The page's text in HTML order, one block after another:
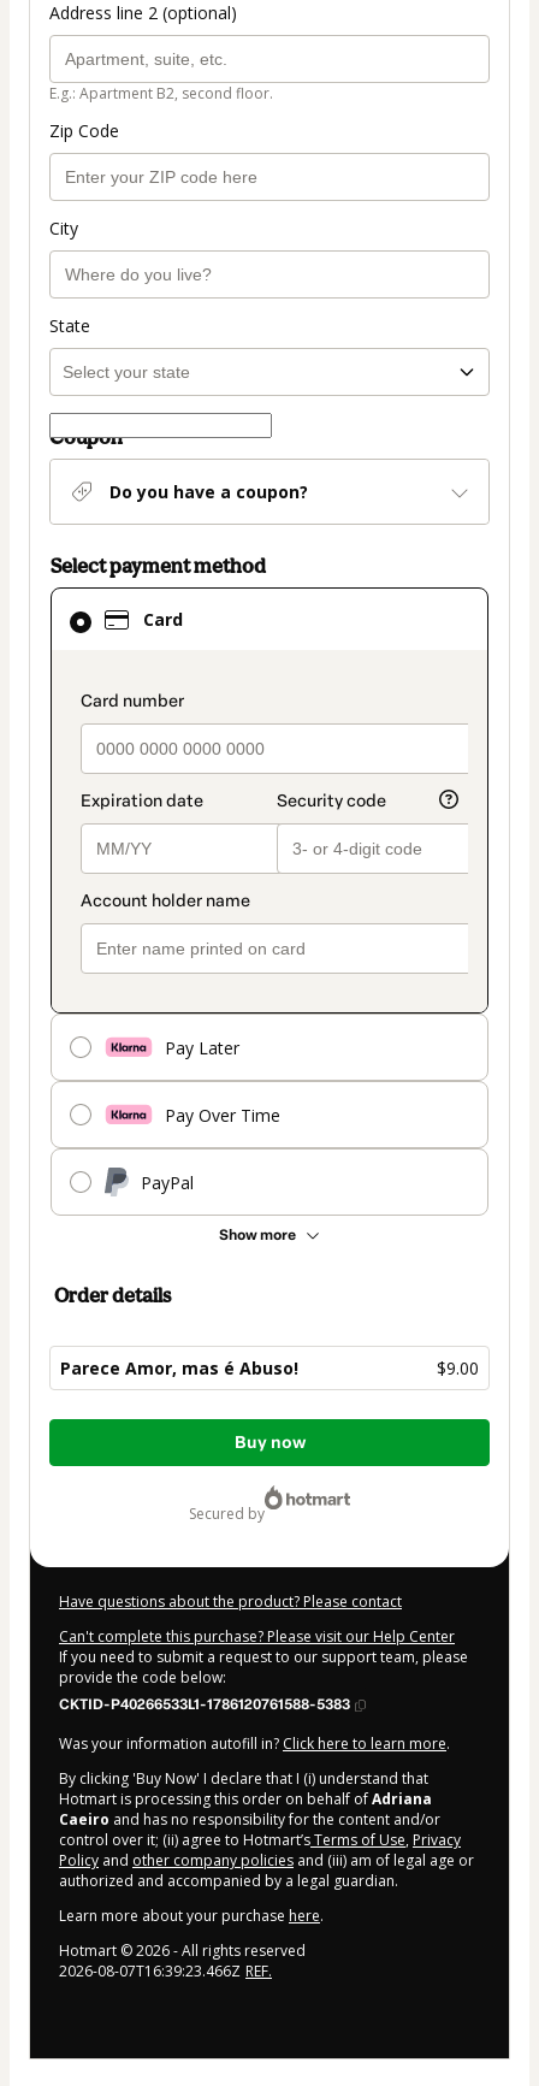
Address line 2 (optional)
E.g.: Apartment B2, second floor.
Zip Code
City
State
Coupon
Do you have a coupon?
Select payment method
Card
payment_data.section_title_v2
Pay Later
Pay Over Time
PayPal
Show more
Card
selected
method
Order details
Parece Amor, mas é Abuso! $9.00
Total
Buy now
secured by
Have questions about the product? Please contact
Can't complete this purchase? Please visit our Help Center
If you need to submit a request to our support team, please
provide the code below:
CKTID-P40266533L1-1786120761588-5383
Was your information autofill in? Click here to learn more.
By clicking 'Buy Now' I declare that I (i) understand that
Hotmart is processing this order on behalf ofAdriana
Caeiro and has no responsibility for the content and/or
control over it; (ii) agree to Hotmart’sTerms of Use, Privacy
Policy and other company policies and (iii) am of legal age or
authorized and accompanied by a legal guardian.
Learn more about your purchase here.
Hotmart ©2026- All rights reserved
2026-08-07T16:39:23.466Z REF.